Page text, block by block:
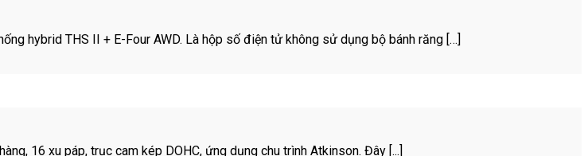
hybrid THS II + E-Four AWD. Là hộp số điện tử không sử dụng bộ bánh răng […]
16 xu páp, trục cam kép DOHC, ứng dụng chu trình Atkinson. Đây [...]